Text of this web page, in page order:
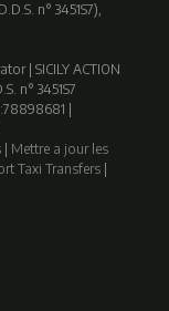
n° 3451S7),
| SICILY ACTION
n° 3451S7
|
Mettre a jour les
Taxi Transfers